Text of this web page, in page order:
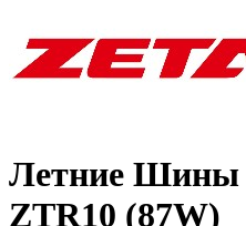
Летние Шины
ZTR10 (87W)